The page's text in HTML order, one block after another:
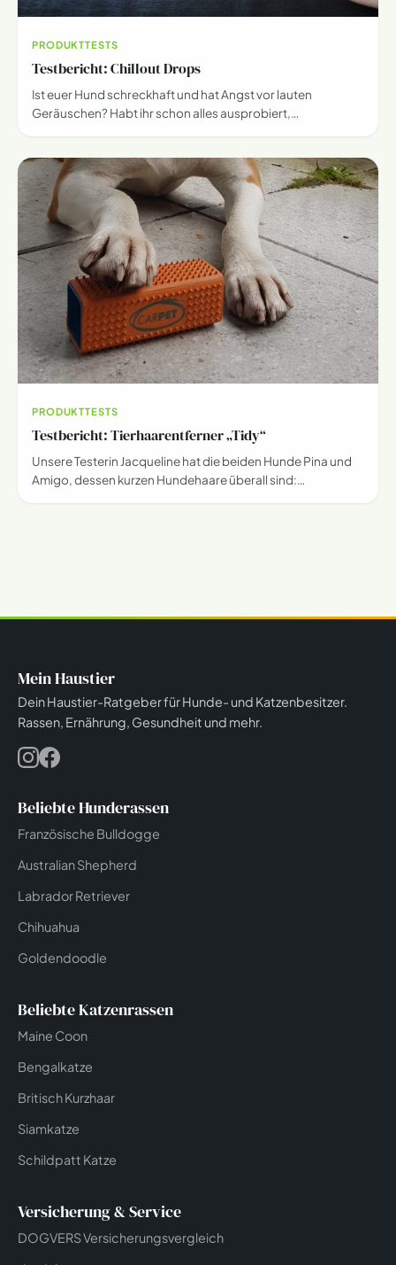
PRODUKTTESTS
Testbericht: Chillout Drops
Ist euer Hund schreckhaft und hat Angst vor lauten
Geräuschen? Habt ihr schon alles ausprobiert,…
PRODUKTTESTS
Testbericht: Tierhaarentferner „Tidy“
Unsere Testerin Jacqueline hat die beiden Hunde Pina und
Amigo, dessen kurzen Hundehaare überall sind:…
Mein Haustier
Dein Haustier-Ratgeber für Hunde- und Katzenbesitzer.
Rassen, Ernährung, Gesundheit und mehr.
Beliebte Hunderassen
Französische Bulldogge
Australian Shepherd
Labrador Retriever
Chihuahua
Goldendoodle
Beliebte Katzenrassen
Maine Coon
Bengalkatze
Britisch Kurzhaar
Siamkatze
Schildpatt Katze
Versicherung & Service
DOGVERS Versicherungsvergleich